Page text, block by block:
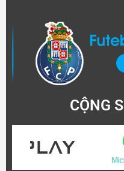
CỘNG